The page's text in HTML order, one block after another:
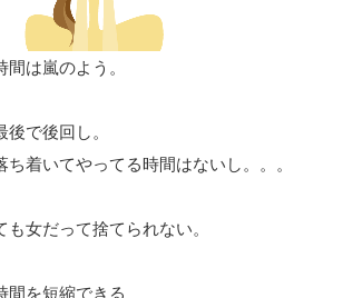
は嵐のよう。
で後回し。
ち着いてやってる時間はないし。。。
女だって捨てられない。
間を短縮できる